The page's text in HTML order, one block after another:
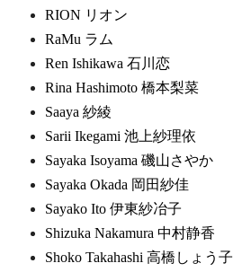
RION リオン
RaMu ラム
Ren Ishikawa 石川恋
Rina Hashimoto 橋本梨菜
Saaya 紗綾
Sarii Ikegami 池上紗理依
Sayaka Isoyama 磯山さやか
Sayaka Okada 岡田紗佳
Sayako Ito 伊東紗冶子
Shizuka Nakamura 中村静香
Shoko Takahashi 高橋しょう子